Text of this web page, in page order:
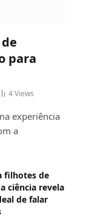
para
4Views
experiência
a
filhotes de
ciência revela
de falar